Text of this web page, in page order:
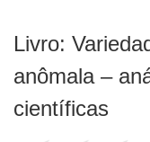
Livro:
anômala –
científicas